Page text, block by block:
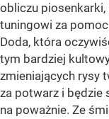
obliczu piosenkarki,
tuningowi za
Doda, która
tym bardziej
zmieniających rysy
za potwarz i będzie
na poważnie. Ze